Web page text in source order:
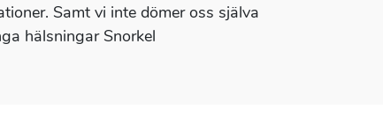
Samt vi inte dömer oss själva
hälsningar Snorkel